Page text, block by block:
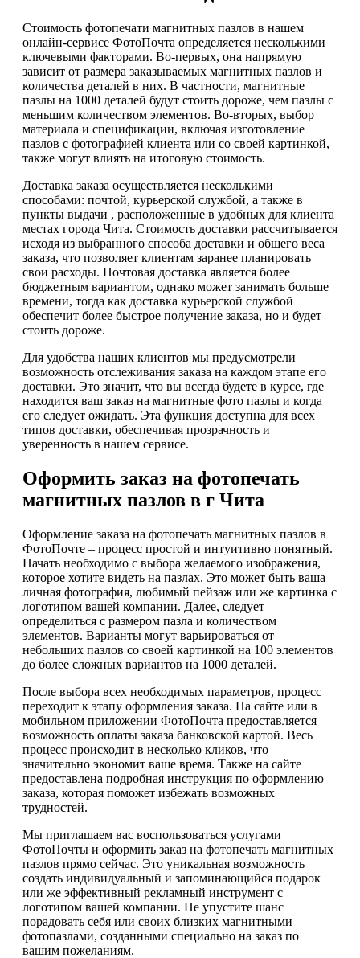
Стоимость фотопечати магнитных пазлов в нашем
онлайн-сервисе ФотоПочта определяется несколькими
ключевыми факторами. Во-первых, она напрямую
зависит от размера заказываемых магнитных пазлов и
количества деталей в них. В частности, магнитные
пазлы на 1000 деталей будут стоить дороже, чем пазлы с
меньшим количеством элементов. Во-вторых, выбор
материала и спецификации, включая изготовление
пазлов с фотографией клиента или со своей картинкой,
также могут влиять на итоговую стоимость.
Доставка заказа осуществляется несколькими
способами: почтой, курьерской службой, а также в
пункты выдачи , расположенные в удобных для клиента
местах города Чита. Стоимость доставки рассчитывается
исходя из выбранного способа доставки и общего веса
заказа, что позволяет клиентам заранее планировать
свои расходы. Почтовая доставка является более
бюджетным вариантом, однако может занимать больше
времени, тогда как доставка курьерской службой
обеспечит более быстрое получение заказа, но и будет
стоить дороже.
Для удобства наших клиентов мы предусмотрели
возможность отслеживания заказа на каждом этапе его
доставки. Это значит, что вы всегда будете в курсе, где
находится ваш заказ на магнитные фото пазлы и когда
его следует ожидать. Эта функция доступна для всех
типов доставки, обеспечивая прозрачность и
уверенность в нашем сервисе.
Оформить заказ на фотопечать
магнитных пазлов в г Чита
Оформление заказа на фотопечать магнитных пазлов в
ФотоПочте – процесс простой и интуитивно понятный.
Начать необходимо с выбора желаемого изображения,
которое хотите видеть на пазлах. Это может быть ваша
личная фотография, любимый пейзаж или же картинка с
логотипом вашей компании. Далее, следует
определиться с размером пазла и количеством
элементов. Варианты могут варьироваться от
небольших пазлов со своей картинкой на 100 элементов
до более сложных вариантов на 1000 деталей.
После выбора всех необходимых параметров, процесс
переходит к этапу оформления заказа. На сайте или в
мобильном приложении ФотоПочта предоставляется
возможность оплаты заказа банковской картой. Весь
процесс происходит в несколько кликов, что
значительно экономит ваше время. Также на сайте
предоставлена подробная инструкция по оформлению
заказа, которая поможет избежать возможных
трудностей.
Мы приглашаем вас воспользоваться услугами
ФотоПочты и оформить заказ на фотопечать магнитных
пазлов прямо сейчас. Это уникальная возможность
создать индивидуальный и запоминающийся подарок
или же эффективный рекламный инструмент с
логотипом вашей компании. Не упустите шанс
порадовать себя или своих близких магнитными
фотопазлами, созданными специально на заказ по
вашим пожеланиям.